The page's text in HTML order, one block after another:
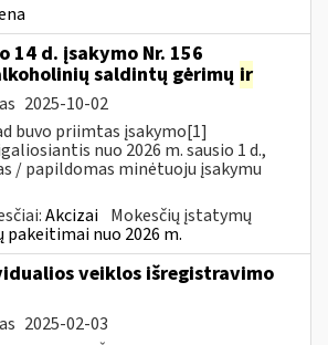
14 d. įsakymo Nr. 156
saldintų gėrimų ir
2025-10-02
buvo priimtas įsakymo[1]
nuo 2026 m. sausio 1 d.,
/ papildomas minėtuoju įsakymu
Akcizai Mokesčių įstatymų
pakeitimai nuo 2026 m.
veiklos išregistravimo
2025-02-03